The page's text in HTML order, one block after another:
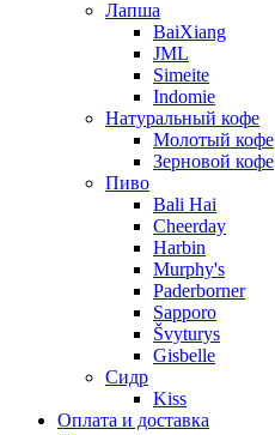
Лапша
BaiXiang
JML
Simeite
Indomie
Натуральный кофе
Молотый кофе
Зерновой кофе
Пиво
Bali Hai
Cheerday
Harbin
Murphy's
Paderborner
Sapporo
Švyturys
Gisbelle
Сидр
Kiss
Оплата и доставка